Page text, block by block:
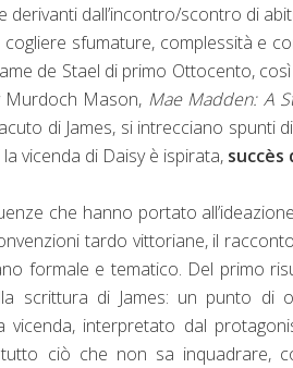
derivanti dall’incontro/scontro di
sfumature, complessità e
de Stael di primo Ottocento,
Murdoch Mason, Mae Madden: A
di James, si intrecciano
vicenda di Daisy è ispirata, succès
che hanno portato
tardo vittoriane, il
formale e tematico. Del primo
scrittura di James: un punto di
interpretato dal
ciò che non sa inquadrare,